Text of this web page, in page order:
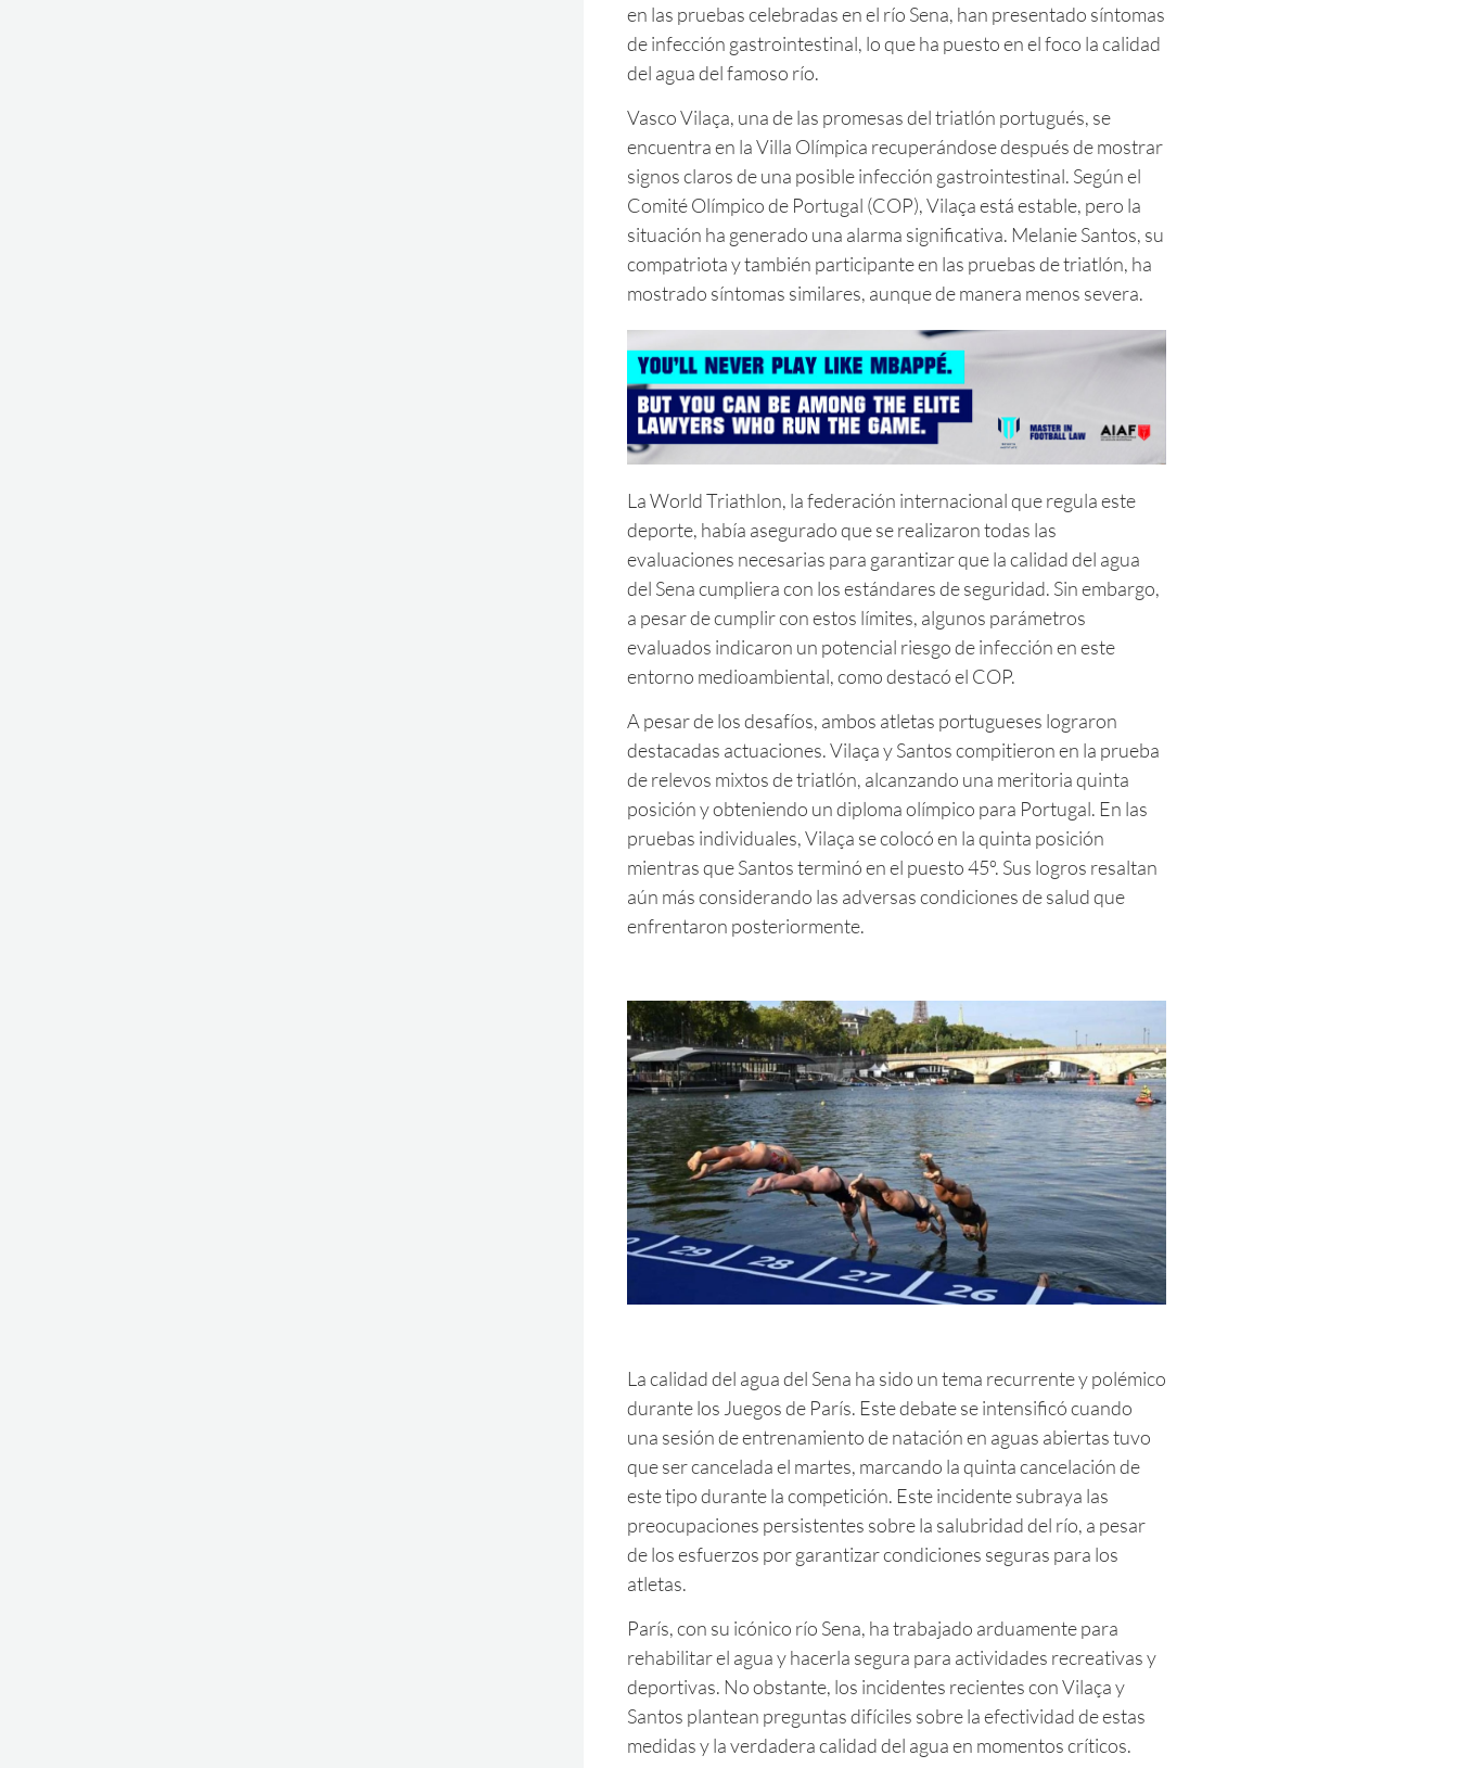
en las pruebas celebradas en el río Sena, han presentado síntomas
de infección gastrointestinal, lo que ha puesto en el foco la calidad
del agua del famoso río.
Vasco Vilaça, una de las promesas del triatlón portugués, se
encuentra en la Villa Olímpica recuperándose después de mostrar
signos claros de una posible infección gastrointestinal. Según el
Comité Olímpico de Portugal (COP), Vilaça está estable, pero la
situación ha generado una alarma significativa. Melanie Santos, su
compatriota y también participante en las pruebas de triatlón, ha
mostrado síntomas similares, aunque de manera menos severa.
La World Triathlon, la federación internacional que regula este
deporte, había asegurado que se realizaron todas las
evaluaciones necesarias para garantizar que la calidad del agua
del Sena cumpliera con los estándares de seguridad. Sin embargo,
a pesar de cumplir con estos límites, algunos parámetros
evaluados indicaron un potencial riesgo de infección en este
entorno medioambiental, como destacó el COP.
A pesar de los desafíos, ambos atletas portugueses lograron
destacadas actuaciones. Vilaça y Santos compitieron en la prueba
de relevos mixtos de triatlón, alcanzando una meritoria quinta
posición y obteniendo un diploma olímpico para Portugal. En las
pruebas individuales, Vilaça se colocó en la quinta posición
mientras que Santos terminó en el puesto 45º. Sus logros resaltan
aún más considerando las adversas condiciones de salud que
enfrentaron posteriormente.
La calidad del agua del Sena ha sido un tema recurrente y polémico
durante los Juegos de París. Este debate se intensificó cuando
una sesión de entrenamiento de natación en aguas abiertas tuvo
que ser cancelada el martes, marcando la quinta cancelación de
este tipo durante la competición. Este incidente subraya las
preocupaciones persistentes sobre la salubridad del río, a pesar
de los esfuerzos por garantizar condiciones seguras para los
atletas.
París, con su icónico río Sena, ha trabajado arduamente para
rehabilitar el agua y hacerla segura para actividades recreativas y
deportivas. No obstante, los incidentes recientes con Vilaça y
Santos plantean preguntas difíciles sobre la efectividad de estas
medidas y la verdadera calidad del agua en momentos críticos.